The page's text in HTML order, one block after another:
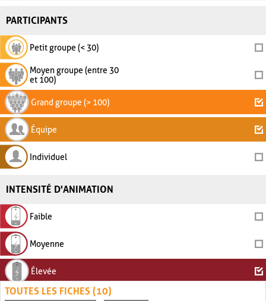
PARTICIPANTS
Petit groupe (< 30)
Moyen groupe (entre 30
et 100)
Grand groupe (> 100)
Équipe
Individuel
INTENSITÉ D'ANIMATION
Faible
Moyenne
Élevée
TOUTES LES FICHES (10)